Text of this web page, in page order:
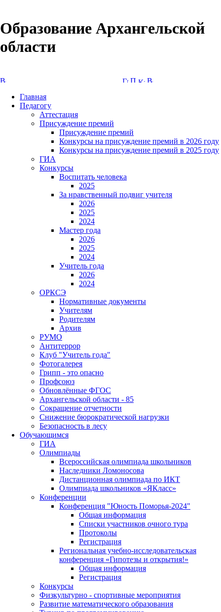
Образование Архангельской
области
Главная
Педагогу
Аттестация
Присуждение премий
Присуждение премий
Конкурсы на присуждение премий в 2026 году
Конкурсы на присуждение премий в 2025 году
ГИА
Конкурсы
Воспитать человека
2025
За нравственный подвиг учителя
2026
2025
2024
Мастер года
2026
2025
2024
Учитель года
2026
2024
ОРКСЭ
Нормативные документы
Учителям
Родителям
Архив
РУМО
Антитеррор
Клуб "Учитель года"
Фотогалерея
Грипп - это опасно
Профсоюз
Обновлённые ФГОС
Архангельской области - 85
Сокращение отчетности
Снижение бюрократической нагрузки
Безопасность в лесу
Обучающимся
ГИА
Олимпиады
Всероссийская олимпиада школьников
Наследники Ломоносова
Дистанционная олимпиада по ИКТ
Олимпиада школьников «ЯКласс»
Конференции
Конференция "Юность Поморья-2024"
Общая информация
Списки участников очного тура
Протоколы
Регистрация
Региональная учебно-исследовательская
конференция «Гипотезы и открытия!»
Общая информация
Регистрация
Конкурсы
Физкультурно - спортивные мероприятия
Развитие математического образования